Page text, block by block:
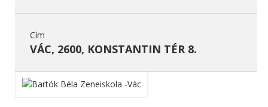
Cím
VÁC, 2600, KONSTANTIN TÉR 8.